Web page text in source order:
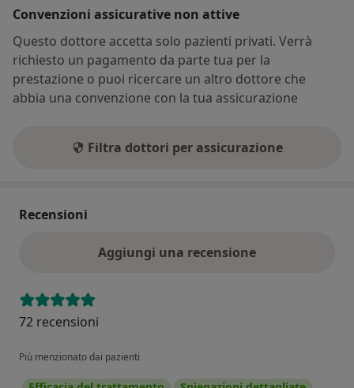
Convenzioni assicurative non attive
Questo dottore accetta solo pazienti privati. Verrà
richiesto un pagamento da parte tua per la
prestazione o puoi ricercare un altro dottore che
abbia una convenzione con la tua assicurazione
Filtra dottori per assicurazione
Recensioni
Aggiungi una recensione
72 recensioni
Più menzionato dai pazienti